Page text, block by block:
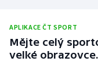
Volejbal
Ostatní
APLIKACE ČT SPORT
Mějte celý
velké obrazovce.